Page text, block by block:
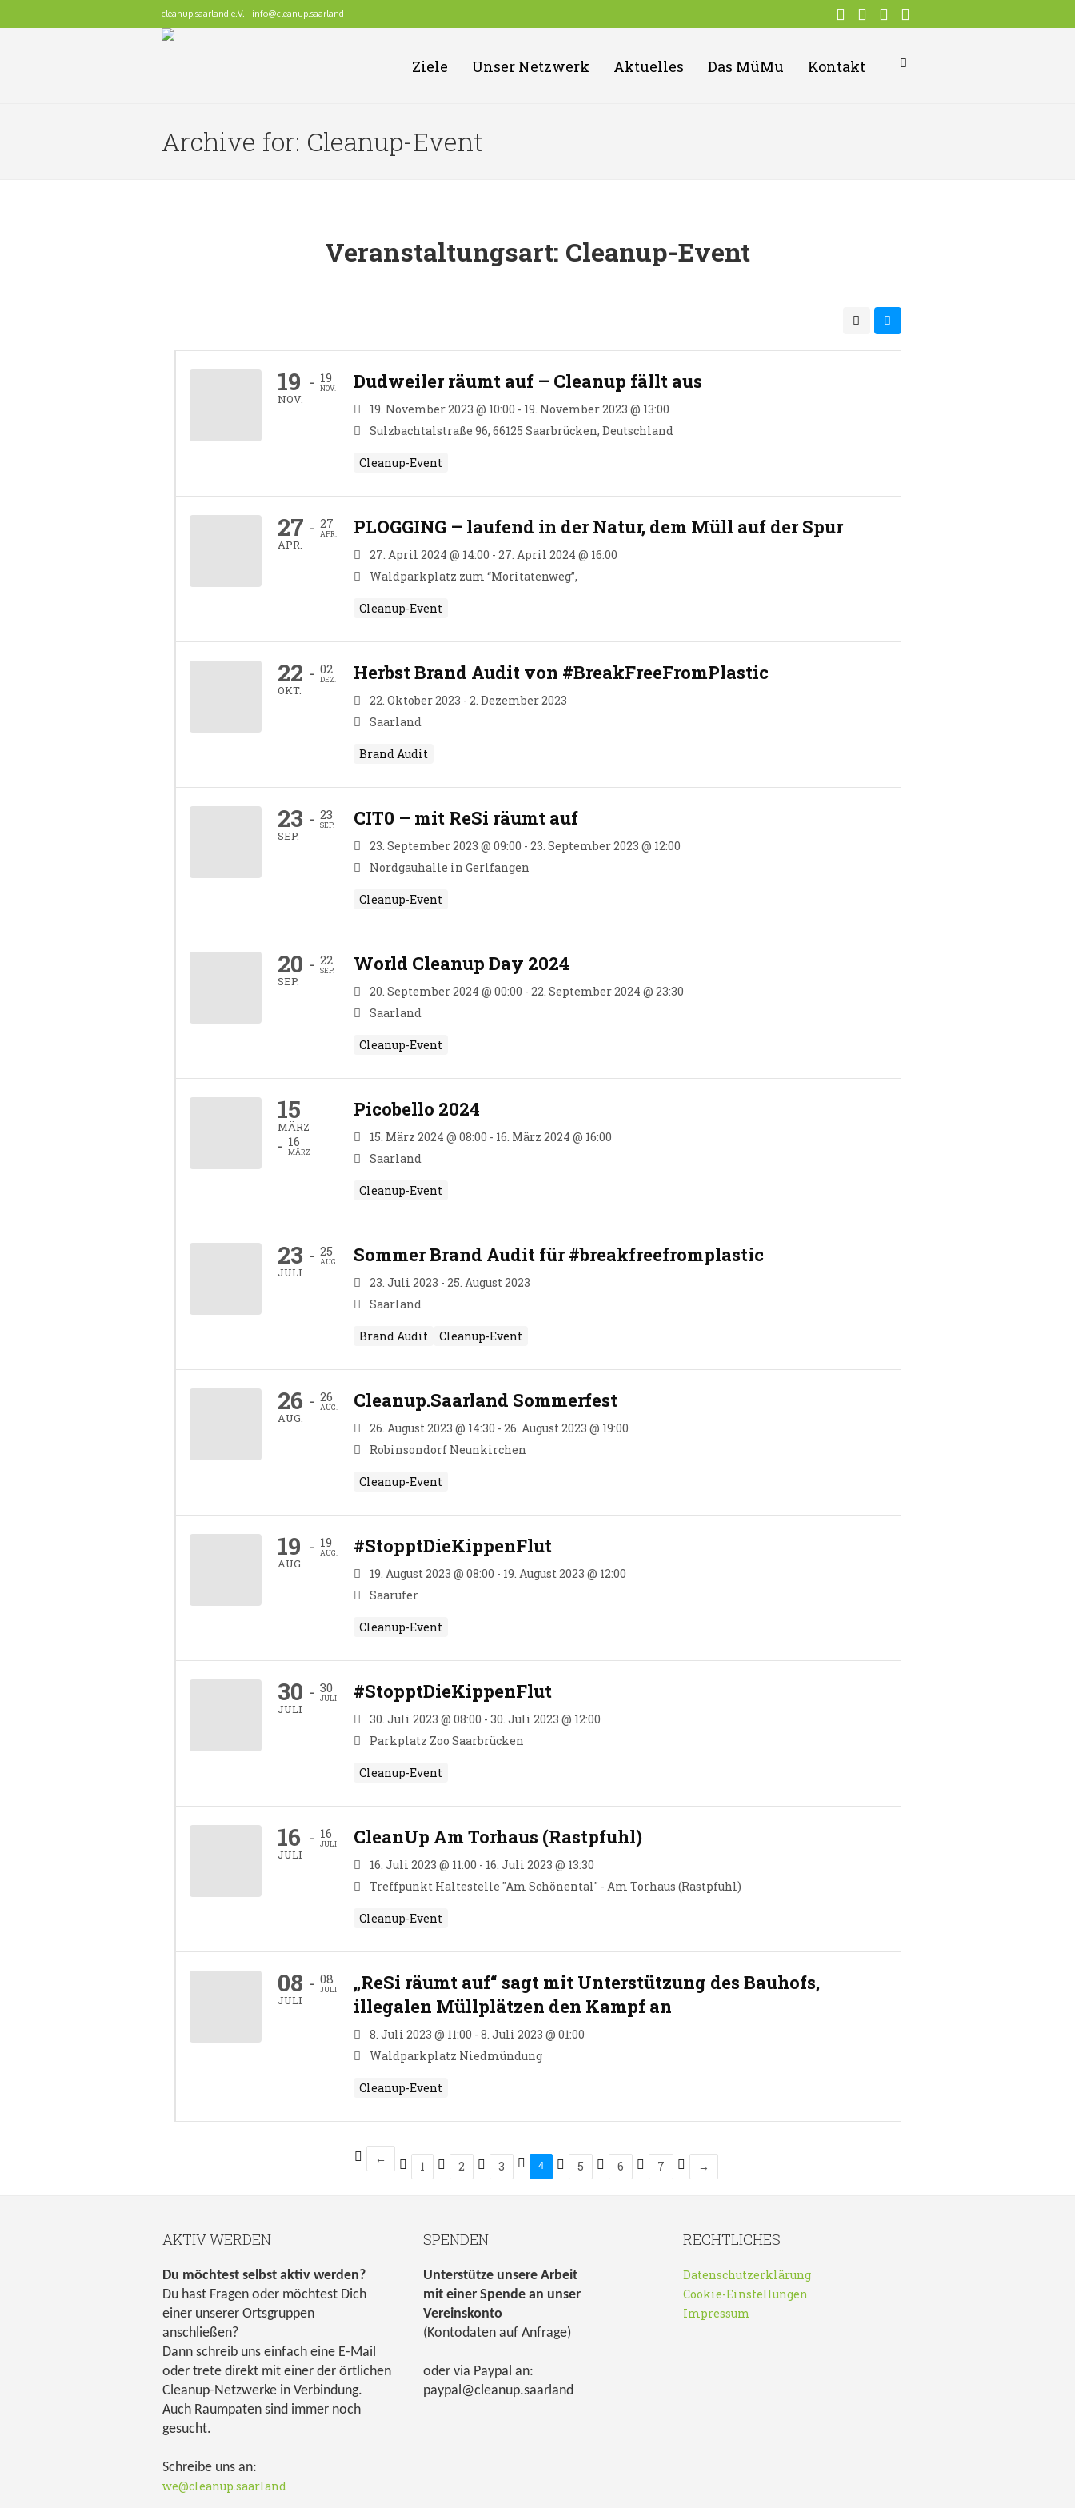
cleanup.saarland e.V. · info@cleanup.saarland
Ziele Unser Netzwerk Aktuelles Das MüMu Kontakt
Archive for: Cleanup-Event
Veranstaltungsart: Cleanup-Event
19
NOV.
- 19
NOV. Dudweiler räumt auf – Cleanup fällt aus
19. November 2023 @ 10:00 - 19. November 2023 @ 13:00
Sulzbachtalstraße 96, 66125 Saarbrücken, Deutschland
Cleanup-Event
27
APR.
- 27
APR. PLOGGING – laufend in der Natur, dem Müll auf der Spur
27. April 2024 @ 14:00 - 27. April 2024 @ 16:00
Waldparkplatz zum “Moritatenweg”,
Cleanup-Event
22
OKT.
- 02
DEZ. Herbst Brand Audit von #BreakFreeFromPlastic
22. Oktober 2023 - 2. Dezember 2023
Saarland
Brand Audit
23
SEP.
- 23
SEP. CIT0 – mit ReSi räumt auf
23. September 2023 @ 09:00 - 23. September 2023 @ 12:00
Nordgauhalle in Gerlfangen
Cleanup-Event
20
SEP.
- 22
SEP. World Cleanup Day 2024
20. September 2024 @ 00:00 - 22. September 2024 @ 23:30
Saarland
Cleanup-Event
15
MÄRZ
- 16
MÄRZ
Picobello 2024
15. März 2024 @ 08:00 - 16. März 2024 @ 16:00
Saarland
Cleanup-Event
23
JULI
- 25
AUG. Sommer Brand Audit für #breakfreefromplastic
23. Juli 2023 - 25. August 2023
Saarland
Brand Audit Cleanup-Event
26
AUG.
- 26
AUG. Cleanup.Saarland Sommerfest
26. August 2023 @ 14:30 - 26. August 2023 @ 19:00
Robinsondorf Neunkirchen
Cleanup-Event
19
AUG.
- 19
AUG. #StopptDieKippenFlut
19. August 2023 @ 08:00 - 19. August 2023 @ 12:00
Saarufer
Cleanup-Event
30
JULI
- 30
JULI #StopptDieKippenFlut
30. Juli 2023 @ 08:00 - 30. Juli 2023 @ 12:00
Parkplatz Zoo Saarbrücken
Cleanup-Event
16
JULI
- 16
JULI CleanUp Am Torhaus (Rastpfuhl)
16. Juli 2023 @ 11:00 - 16. Juli 2023 @ 13:30
Treffpunkt Haltestelle "Am Schönental" - Am Torhaus (Rastpfuhl)
Cleanup-Event
08
JULI
- 08
JULI
„ReSi räumt auf“ sagt mit Unterstützung des Bauhofs,
illegalen Müllplätzen den Kampf an
8. Juli 2023 @ 11:00 - 8. Juli 2023 @ 01:00
Waldparkplatz Niedmündung
Cleanup-Event
←
1 2 3 4 5 6 7 →
AKTIV WERDEN
Du möchtest selbst aktiv werden?
Du hast Fragen oder möchtest Dich
einer unserer Ortsgruppen
anschließen?
Dann schreib uns einfach eine E-Mail
oder trete direkt mit einer der örtlichen
Cleanup-Netzwerke in Verbindung.
Auch Raumpaten sind immer noch
gesucht.
Schreibe uns an:
we@cleanup.saarland
SPENDEN
Unterstütze unsere Arbeit
mit einer Spende an unser
Vereinskonto
(Kontodaten auf Anfrage)
oder via Paypal an:
paypal@cleanup.saarland
RECHTLICHES
Datenschutzerklärung
Cookie-Einstellungen
Impressum